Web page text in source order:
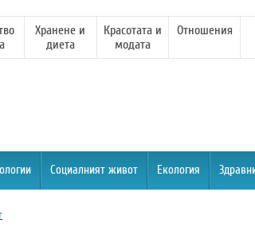
Хранене и
диета
Красотата и
модата
Отношения
Социалният живот Екология